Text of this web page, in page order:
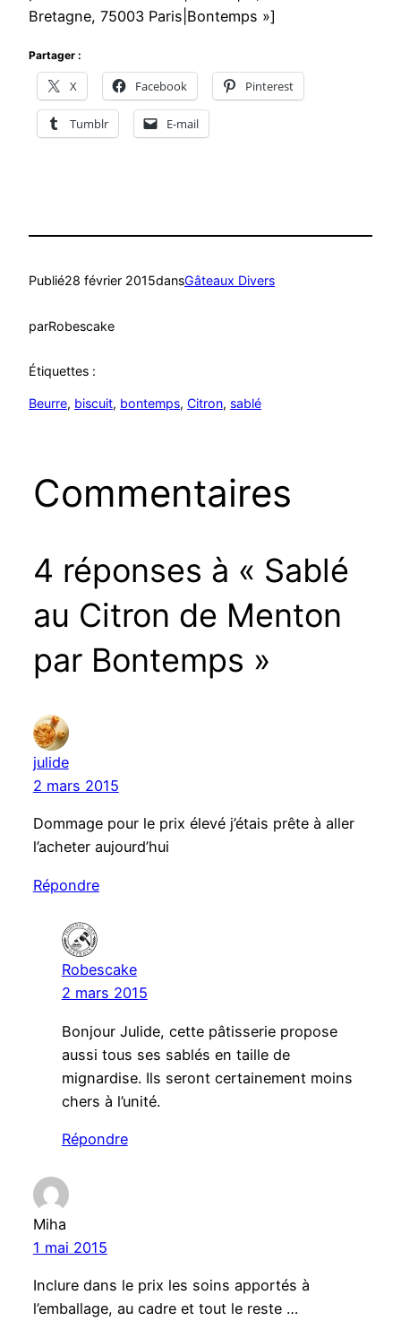
Bretagne, 75003 Paris|Bontemps »]
Partager :
X Facebook Pinterest
Tumblr E-mail
Publié28 février 2015dansGâteaux Divers
parRobescake
Étiquettes :
Beurre, biscuit, bontemps, Citron, sablé
Commentaires
4 réponses à « Sablé
au Citron de Menton
par Bontemps »
julide
2 mars 2015
Dommage pour le prix élevé j’étais prête à aller
l’acheter aujourd’hui
Répondre
Robescake
2 mars 2015
Bonjour Julide, cette pâtisserie propose
aussi tous ses sablés en taille de
mignardise. Ils seront certainement moins
chers à l’unité.
Répondre
Miha
1 mai 2015
Inclure dans le prix les soins apportés à
l’emballage, au cadre et tout le reste …